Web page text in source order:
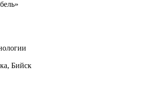
Бийск